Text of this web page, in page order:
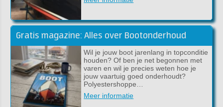
Gratis magazine: Alles over Bootonderhoud
Wil je jouw boot jarenlang in topconditie
houden? Of ben je net begonnen met
varen en wil je precies weten hoe je
jouw vaartuig goed onderhoudt?
Polyestershoppe…
Meer informatie